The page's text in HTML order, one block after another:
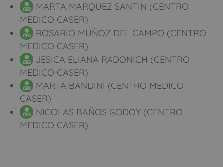
MARTA MARQUEZ SANTIN (CENTRO
MEDICO CASER)
ROSARIO MUÑOZ DEL CAMPO (CENTRO
MEDICO CASER)
JESICA ELIANA RADONICH (CENTRO
MEDICO CASER)
MARTA BANDINI (CENTRO MEDICO
CASER)
NICOLAS BAÑOS GODOY (CENTRO
MEDICO CASER)